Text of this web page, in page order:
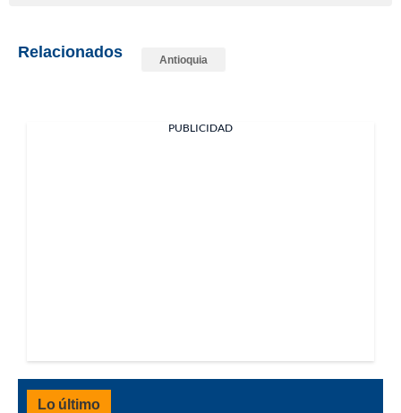
Relacionados Antioquia
PUBLICIDAD
Lo último